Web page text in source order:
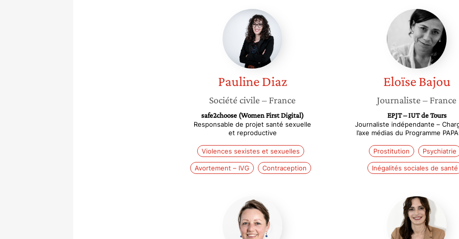
Pauline
Diaz
Pauline Diaz
Société civile – France
safe2choose (Women First Digital)
Responsable de projet santé sexuelle
et reproductive
Violences sexistes et sexuelles
Avortement – IVG Contraception
Eloïse
Bajou
Eloïse Bajou
Journaliste – France
EPJT – IUT de Tours
Journaliste indépendante –
l’axe médias du Programme
Prostitution Psychiatrie
Inégalités sociales de santé
Marie-
eve
Laporte
Marguerite
Cazeneuve